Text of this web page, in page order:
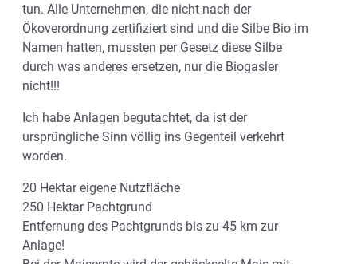
tun. Alle Unternehmen, die nicht nach der
Ökoverordnung zertifiziert sind und die Silbe Bio im
Namen hatten, mussten per Gesetz diese Silbe
durch was anderes ersetzen, nur die Biogasler
nicht!!!
Ich habe Anlagen begutachtet, da ist der
ursprüngliche Sinn völlig ins Gegenteil verkehrt
worden.
20 Hektar eigene Nutzfläche
250 Hektar Pachtgrund
Entfernung des Pachtgrunds bis zu 45 km zur
Anlage!